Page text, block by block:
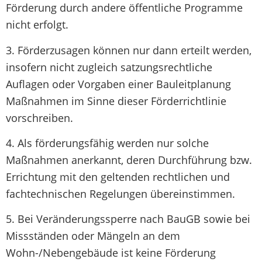
Förderung durch andere öffentliche Programme
nicht erfolgt.
3. Förderzusagen können nur dann erteilt werden,
insofern nicht zugleich satzungsrechtliche
Auflagen oder Vorgaben einer Bauleitplanung
Maßnahmen im Sinne dieser Förderrichtlinie
vorschreiben.
4. Als förderungsfähig werden nur solche
Maßnahmen anerkannt, deren Durchführung bzw.
Errichtung mit den geltenden rechtlichen und
fachtechnischen Regelungen übereinstimmen.
5. Bei Veränderungssperre nach BauGB sowie bei
Missständen oder Mängeln an dem
Wohn-/Nebengebäude ist keine Förderung